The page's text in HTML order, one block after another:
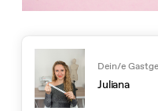
Dein/e
Juliana